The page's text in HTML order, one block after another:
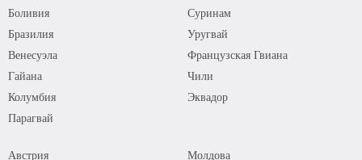
Боливия
Бразилия
Венесуэла
Гайана
Колумбия
Парагвай
Суринам
Уругвай
Французская Гвиана
Чили
Эквадор
Австрия
Молдова